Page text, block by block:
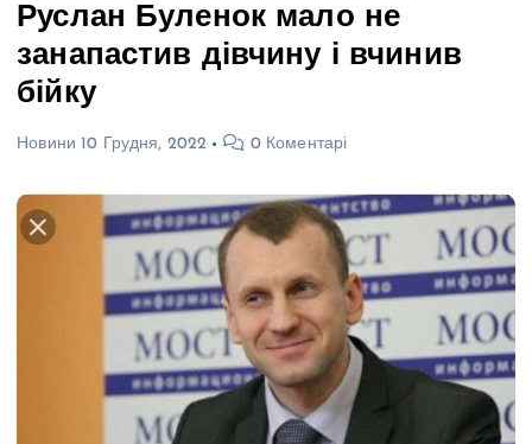
Руслан Буленок мало не
занапастив дівчину і вчинив
бійку
Новини 10 Грудня, 2022 0 Коментарі